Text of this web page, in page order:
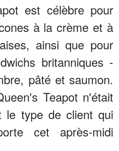
est célèbre pour
à la crème et à
ainsi que pour
britanniques -
pâté et saumon.
Teapot n'était
le type de client qui
cet après-midi